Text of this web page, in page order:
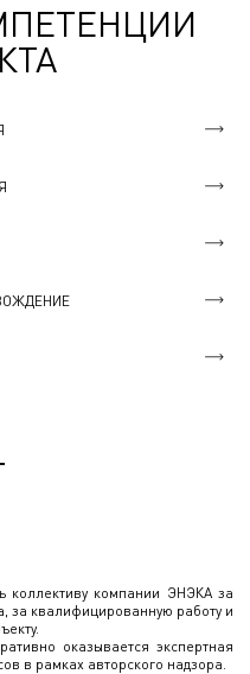
коллективу компании ЭНЭКА за
за квалифицированную работу и
оказывается экспертная
в рамках авторского надзора.